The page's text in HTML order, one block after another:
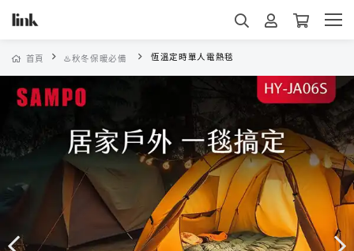
首頁 ♨️秋冬保暖必備 恆溫定時單人電熱毯